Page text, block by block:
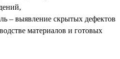
– выявление скрытых дефектов
материалов и готовых